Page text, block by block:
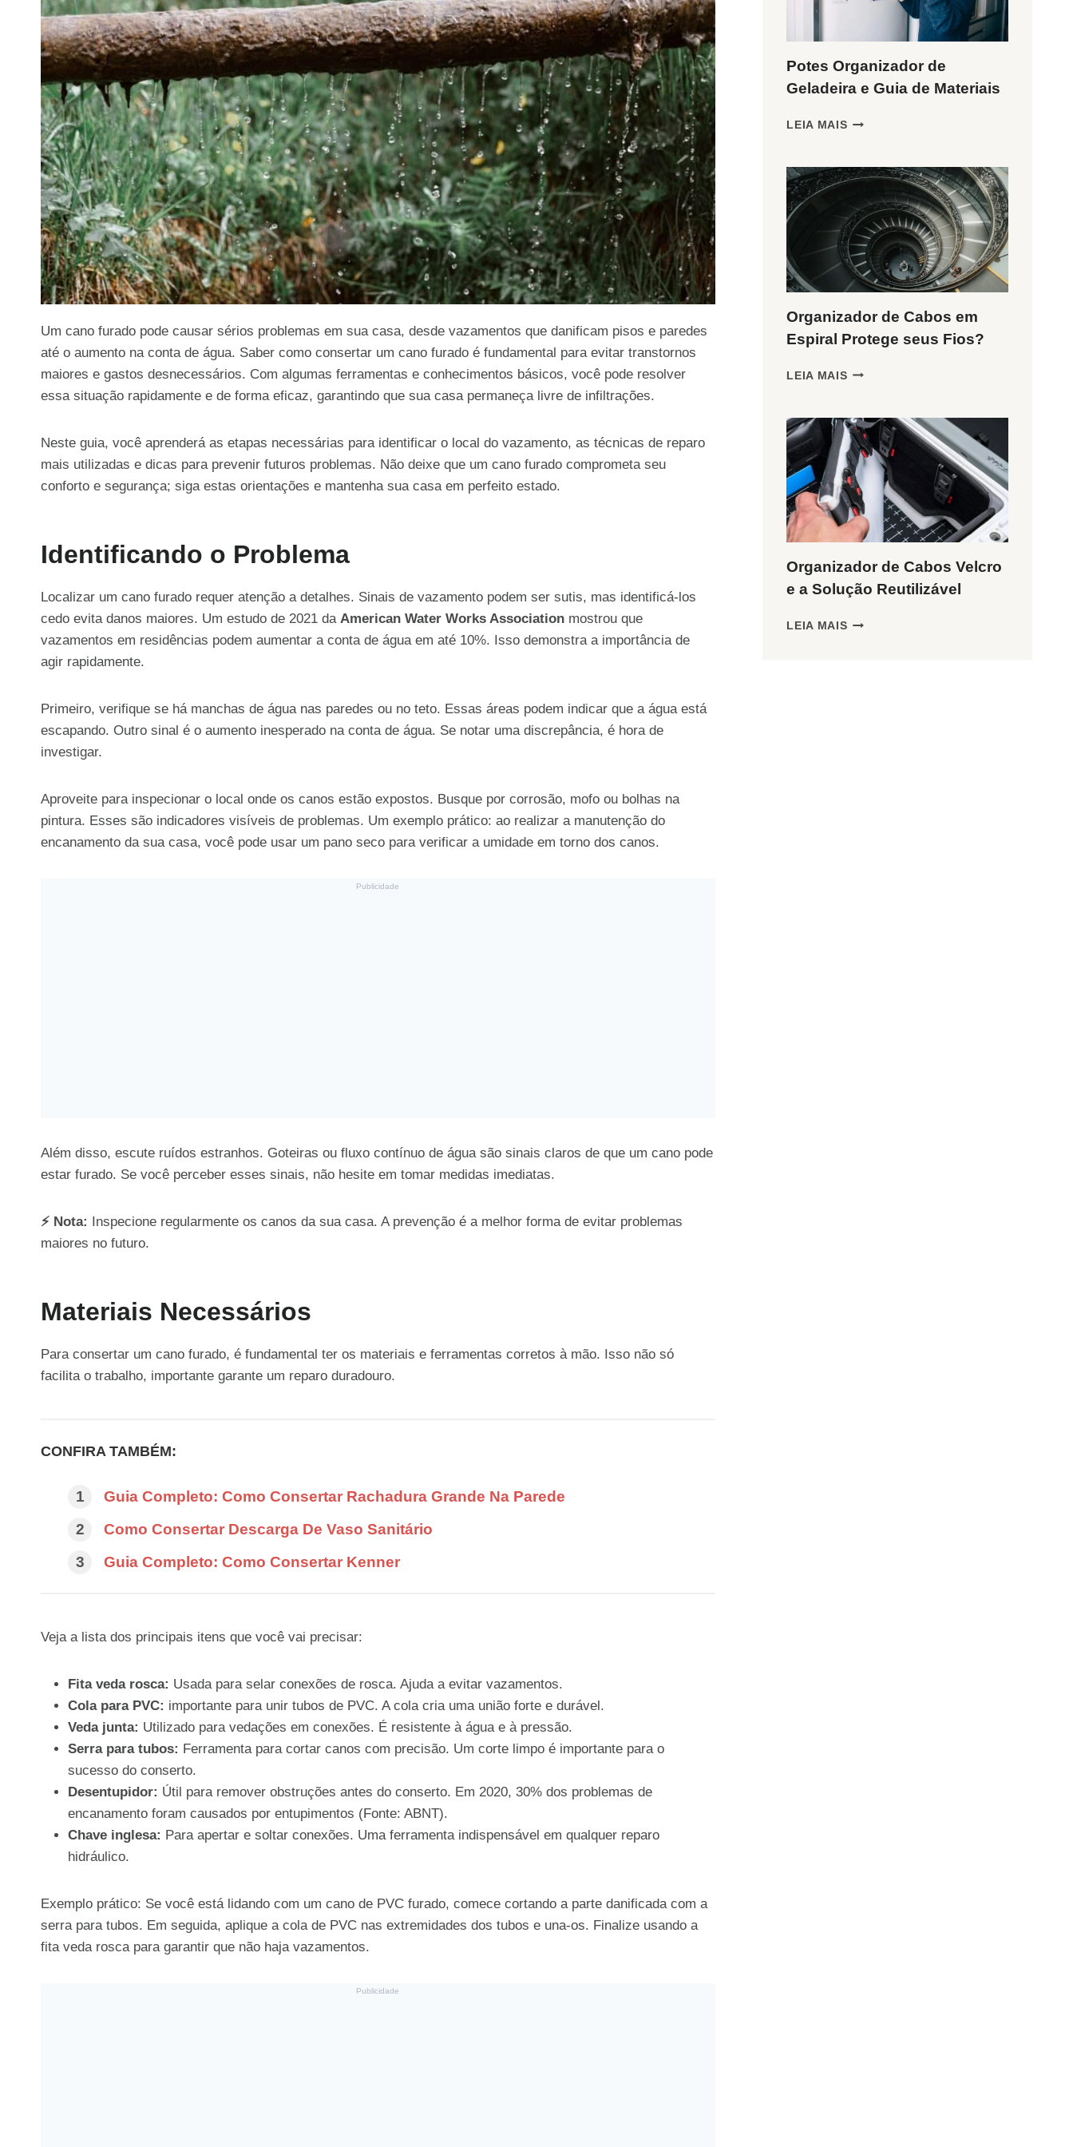
Um cano furado pode causar sérios problemas em sua casa, desde vazamentos que danificam pisos e paredes
até o aumento na conta de água. Saber como consertar um cano furado é fundamental para evitar transtornos
maiores e gastos desnecessários. Com algumas ferramentas e conhecimentos básicos, você pode resolver
essa situação rapidamente e de forma eficaz, garantindo que sua casa permaneça livre de infiltrações.
Neste guia, você aprenderá as etapas necessárias para identificar o local do vazamento, as técnicas de reparo
mais utilizadas e dicas para prevenir futuros problemas. Não deixe que um cano furado comprometa seu
conforto e segurança; siga estas orientações e mantenha sua casa em perfeito estado.
Identificando o Problema
Localizar um cano furado requer atenção a detalhes. Sinais de vazamento podem ser sutis, mas identificá-los
cedo evita danos maiores. Um estudo de 2021 da American Water Works Association mostrou que
vazamentos em residências podem aumentar a conta de água em até 10%. Isso demonstra a importância de
agir rapidamente.
Primeiro, verifique se há manchas de água nas paredes ou no teto. Essas áreas podem indicar que a água está
escapando. Outro sinal é o aumento inesperado na conta de água. Se notar uma discrepância, é hora de
investigar.
Aproveite para inspecionar o local onde os canos estão expostos. Busque por corrosão, mofo ou bolhas na
pintura. Esses são indicadores visíveis de problemas. Um exemplo prático: ao realizar a manutenção do
encanamento da sua casa, você pode usar um pano seco para verificar a umidade em torno dos canos.
Publicidade
Além disso, escute ruídos estranhos. Goteiras ou fluxo contínuo de água são sinais claros de que um cano pode
estar furado. Se você perceber esses sinais, não hesite em tomar medidas imediatas.
⚡ Nota: Inspecione regularmente os canos da sua casa. A prevenção é a melhor forma de evitar problemas
maiores no futuro.
Materiais Necessários
Para consertar um cano furado, é fundamental ter os materiais e ferramentas corretos à mão. Isso não só
facilita o trabalho, importante garante um reparo duradouro.
CONFIRA TAMBÉM:
Guia Completo: Como Consertar Rachadura Grande Na Parede
Como Consertar Descarga De Vaso Sanitário
Guia Completo: Como Consertar Kenner
Veja a lista dos principais itens que você vai precisar:
Fita veda rosca: Usada para selar conexões de rosca. Ajuda a evitar vazamentos.
Cola para PVC: importante para unir tubos de PVC. A cola cria uma união forte e durável.
Veda junta: Utilizado para vedações em conexões. É resistente à água e à pressão.
Serra para tubos: Ferramenta para cortar canos com precisão. Um corte limpo é importante para o
sucesso do conserto.
Desentupidor: Útil para remover obstruções antes do conserto. Em 2020, 30% dos problemas de
encanamento foram causados por entupimentos (Fonte: ABNT).
Chave inglesa: Para apertar e soltar conexões. Uma ferramenta indispensável em qualquer reparo
hidráulico.
Exemplo prático: Se você está lidando com um cano de PVC furado, comece cortando a parte danificada com a
serra para tubos. Em seguida, aplique a cola de PVC nas extremidades dos tubos e una-os. Finalize usando a
fita veda rosca para garantir que não haja vazamentos.
Publicidade
Potes Organizador de
Geladeira e Guia de Materiais
LEIA MAIS POTES
GELADEIRA
GUIA
DE
MATERIAIS
Organizador de Cabos em
Espiral Protege seus Fios?
LEIA MAIS ORGANIZADOR
EM
ESPIRAL
PROTEGE
SEUS
FIOS?
Organizador de Cabos Velcro
e a Solução Reutilizável
LEIA MAIS ORGANIZADOR